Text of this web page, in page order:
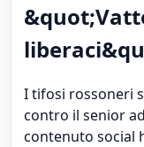
I tifosi rossoneri
contro il senior
contenuto social